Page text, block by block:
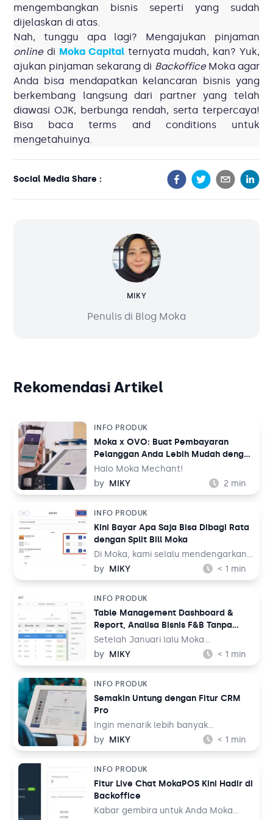
mengembangkan bisnis seperti yang sudah
dijelaskan di atas.
Nah, tunggu apa lagi? Mengajukan pinjaman
onlinedi Moka Capital ternyata mudah, kan? Yuk,
ajukan pinjaman sekarang di BackofficeMoka agar
Anda bisa mendapatkan kelancaran bisnis yang
berkembang langsung dari partner yang telah
diawasi OJK, berbunga rendah, serta terpercaya!
Bisa bacaterms and conditionsuntuk
mengetahuinya.
Social Media Share :
MIKY
Penulis di Blog Moka
Rekomendasi Artikel
INFO PRODUK
Moka x OVO: Buat Pembayaran
Pelanggan Anda Lebih Mudah dengan
OVO
Halo Moka Mechant!
by MIKY 2 min
INFO PRODUK
Kini Bayar Apa Saja Bisa Dibagi Rata
dengan Split Bill Moka
Di Moka, kami selalu mendengarkan
saran dan kritik Anda agar kami terus
meningkatkan aplikasi kasir terdepan
menghadirkan fitur Split Bill kepada
Anda.
by MIKY < 1 min
INFO PRODUK
Table Management Dashboard &
Report, Analisa Bisnis F&B Tanpa
Repot
Setelah Januari lalu Moka
meluncurkan fitur Table
Management yang dihadirkan
full service, di Maret ini Moka
melakukan peningkatan agar
memudahkan Anda dalam
mengambil keputusan krusial untuk
bisnis Anda dengan menggunakan
fitur ini.
by MIKY < 1 min
INFO PRODUK
Semakin Untung dengan Fitur CRM
Pro
Ingin menarik lebih banyak
pelanggan? Ingin penjualan Anda
semakin laris? Ingin mengoptimalkan
Kini Anda tidak perlu khawatir lagi
karena Moka telah menghadirkan
fitur CRM yang lebih premium.
by MIKY < 1 min
INFO PRODUK
Fitur Live Chat MokaPOS Kini Hadir di
Backoffice
Kabar gembira untuk Anda Moka